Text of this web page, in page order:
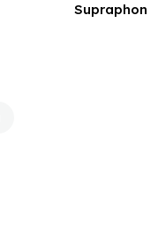
Supraphon